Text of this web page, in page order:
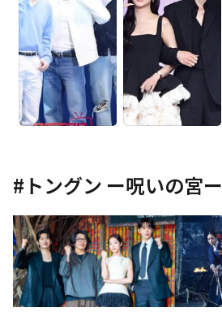
# トングン ー呪いの宮ー